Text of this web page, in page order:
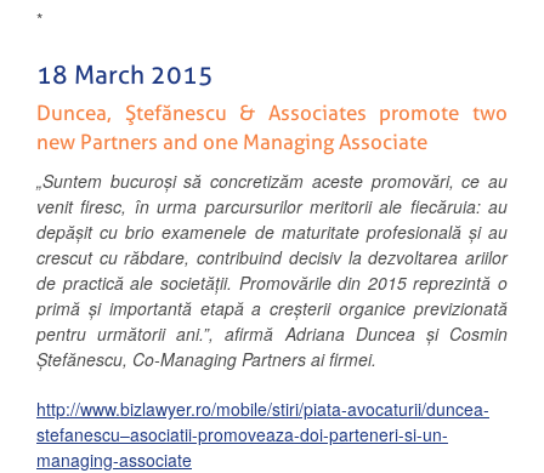
*
18 March 2015
Duncea, Ştefănescu & Associates promote two
new Partners and one Managing Associate
„Suntem bucuroși să concretizăm aceste promovări, ce au
venit firesc, în urma parcursurilor meritorii ale fiecăruia: au
depășit cu brio examenele de maturitate profesională și au
crescut cu răbdare, contribuind decisiv la dezvoltarea ariilor
de practică ale societății. Promovările din 2015 reprezintă o
primă și importantă etapă a creșterii organice previzionată
pentru următorii ani.”, afirmă Adriana Duncea și Cosmin
Ștefănescu, Co-Managing Partners ai firmei.
http://www.bizlawyer.ro/mobile/stiri/piata-avocaturii/duncea-
stefanescu–asociatii-promoveaza-doi-parteneri-si-un-
managing-associate